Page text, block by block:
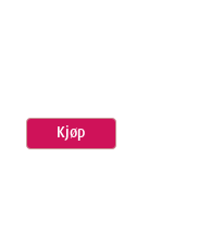
Kjøp